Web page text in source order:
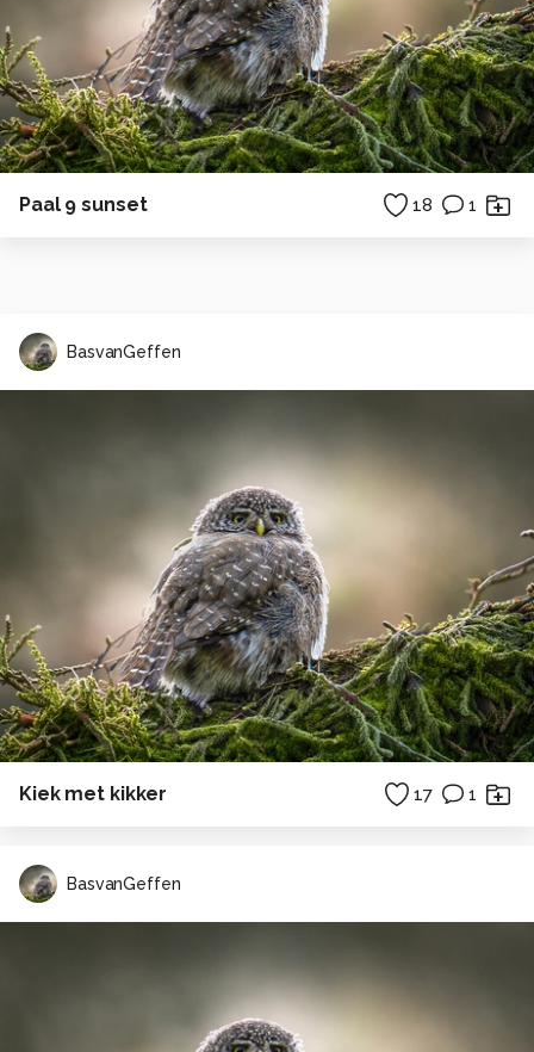
Paal 9 sunset 18 1
BasvanGeffen
Kiek met kikker 17 1
BasvanGeffen